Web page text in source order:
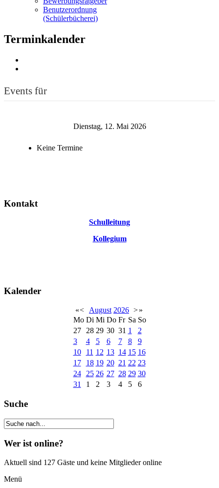
Benutzerordnung
(Schülerbücherei)
Terminkalender
Events für
Dienstag, 12. Mai 2026
Keine Termine
Kontakt
Schulleitung
Kollegium
Kalender
«< August 2026 >»
Mo Di Mi Do Fr Sa So
27
28 29 30 31 1
2
3
4 5 6 7 8
9
10
11 12 13 14 15 16
17
18 19 20 21 22 23
24
25 26 27 28 29 30
31
1 2 3 4 5 6
Suche
Wer ist online?
Aktuell sind 127 Gäste und keine Mitglieder online
Menü